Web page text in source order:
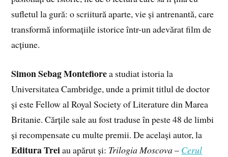
sufletul la gură: o scriitură aparte, vie și antrenantă, care
transformă informațiile istorice într-un adevărat film de
acțiune.
Simon Sebag Montefiorea studiat istoria la
Universitatea Cambridge, unde a primit titlul de doctor
și este Fellow al Royal Society of Literature din Marea
Britanie. Cărțile sale au fost traduse în peste 48 de limbi
și recompensate cu multe premii. De același autor, la
Editura Treiau apărut și: Trilogia Moscova– Cerul